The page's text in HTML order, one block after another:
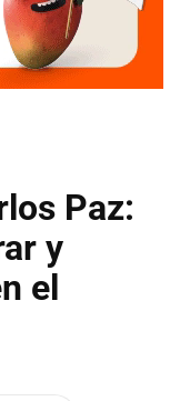
Paz:
y
el